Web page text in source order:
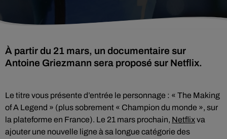
À partir du 21 mars, un documentaire sur
Antoine Griezmann sera proposé sur Netflix.
Le titre vous présente d’entrée le personnage : « The Making
of A Legend » (plus sobrement « Champion du monde », sur
la plateforme en France). Le 21 mars prochain, Netflixva
ajouter une nouvelle ligne à sa longue catégorie des